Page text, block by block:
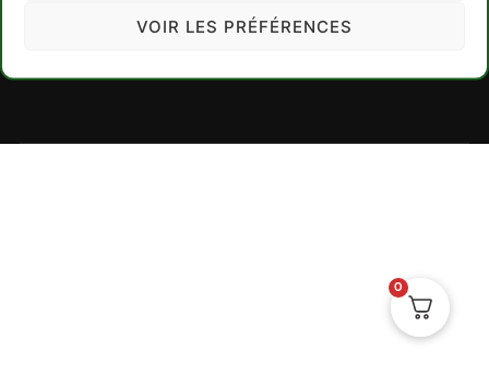
VOIR LES PRÉFÉRENCES
0